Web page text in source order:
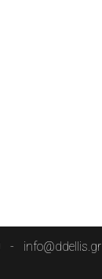
info@ddellis.gr